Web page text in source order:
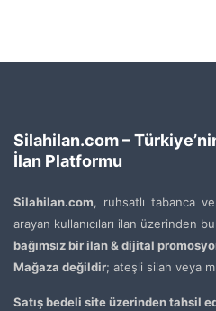
Silahilan.com –
İlan Platformu
Silahilan.com, ruhsatlı tabanca
arayan kullanıcıları ilan üzerinden
bağımsız bir ilan & dijital
Mağaza değildir; ateşli silah veya
Satış bedeli site üzerinden tahsil